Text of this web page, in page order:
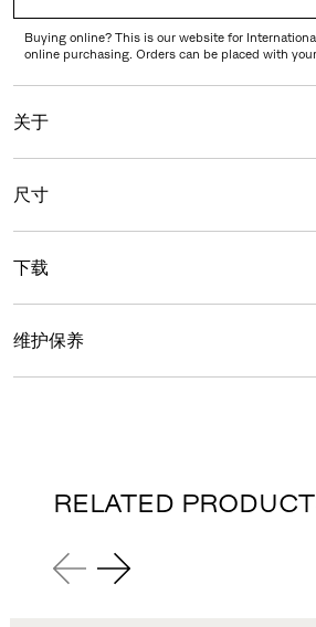
Buying online? This is our website for
online purchasing. Orders can be placed with your
关于
尺寸
下载
维护保养
RELATED